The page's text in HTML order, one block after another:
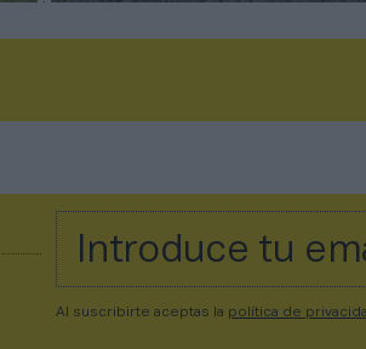
Al suscribirte aceptas la política de